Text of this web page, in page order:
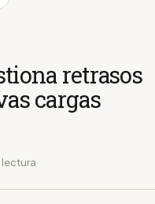
retrasos
cargas
lectura